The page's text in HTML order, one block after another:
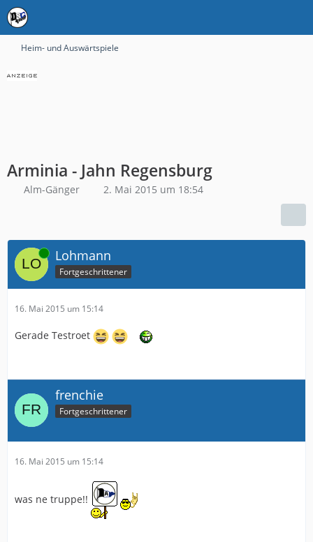
Heim- und Auswärtspiele
Arminia - Jahn Regensburg
Alm-Gänger 2. Mai 2015 um 18:54
Online Lohmann
Fortgeschrittener
16. Mai 2015 um 15:14
Gerade Testroet
frenchie
Fortgeschrittener
16. Mai 2015 um 15:14
was ne truppe!!